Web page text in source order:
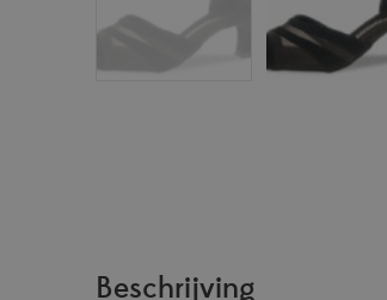
Beschrijving